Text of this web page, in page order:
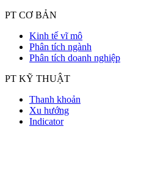
PT CƠ BẢN
Kinh tế vĩ mô
Phân tích ngành
Phân tích doanh nghiệp
PT KỸ THUẬT
Thanh khoản
Xu hướng
Indicator